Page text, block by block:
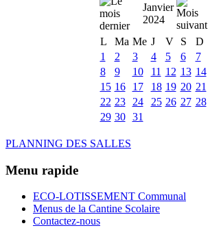
Janvier
2024
L
Ma Me J V S
D
1
2 3 4 5 6
7
8
9 10 11 12 13 14
15 16 17 18 19 20 21
22 23 24 25 26 27 28
29 30 31
PLANNING DES SALLES
Menu rapide
ECO-LOTISSEMENT Communal
Menus de la Cantine Scolaire
Contactez-nous